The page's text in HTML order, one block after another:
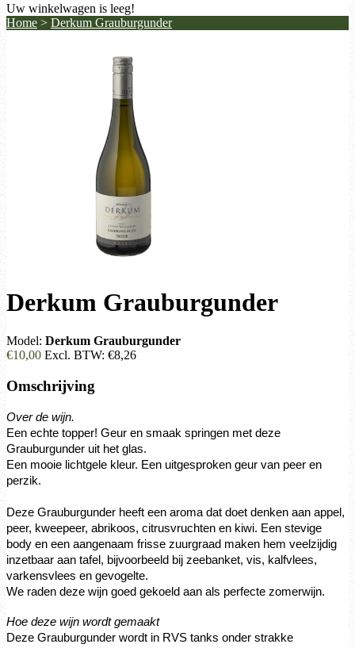
Uw winkelwagen is leeg!
Home > Derkum Grauburgunder
Derkum Grauburgunder
Model: Derkum Grauburgunder
€10,00 Excl. BTW: €8,26
Omschrijving
Over de wijn.
Een echte topper! Geur en smaak springen met deze
Grauburgunder uit het glas.
Een mooie lichtgele kleur. Een uitgesproken geur van peer en
perzik.
Deze Grauburgunder heeft een aroma dat doet denken aan appel,
peer, kweepeer, abrikoos, citrusvruchten en kiwi. Een stevige
body en een aangenaam frisse zuurgraad maken hem veelzijdig
inzetbaar aan tafel, bijvoorbeeld bij zeebanket, vis, kalfvlees,
varkensvlees en gevogelte.
We raden deze wijn goed gekoeld aan als perfecte zomerwijn.
Hoe deze wijn wordt gemaakt
Deze Grauburgunder wordt in RVS tanks onder strakke